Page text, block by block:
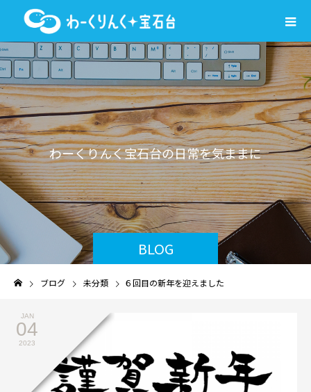
BLOG
わーくりんく宝石台の日常を気ままに綴ります
ブログ 未分類 ６回目の新年を迎えました
JAN
04
2023